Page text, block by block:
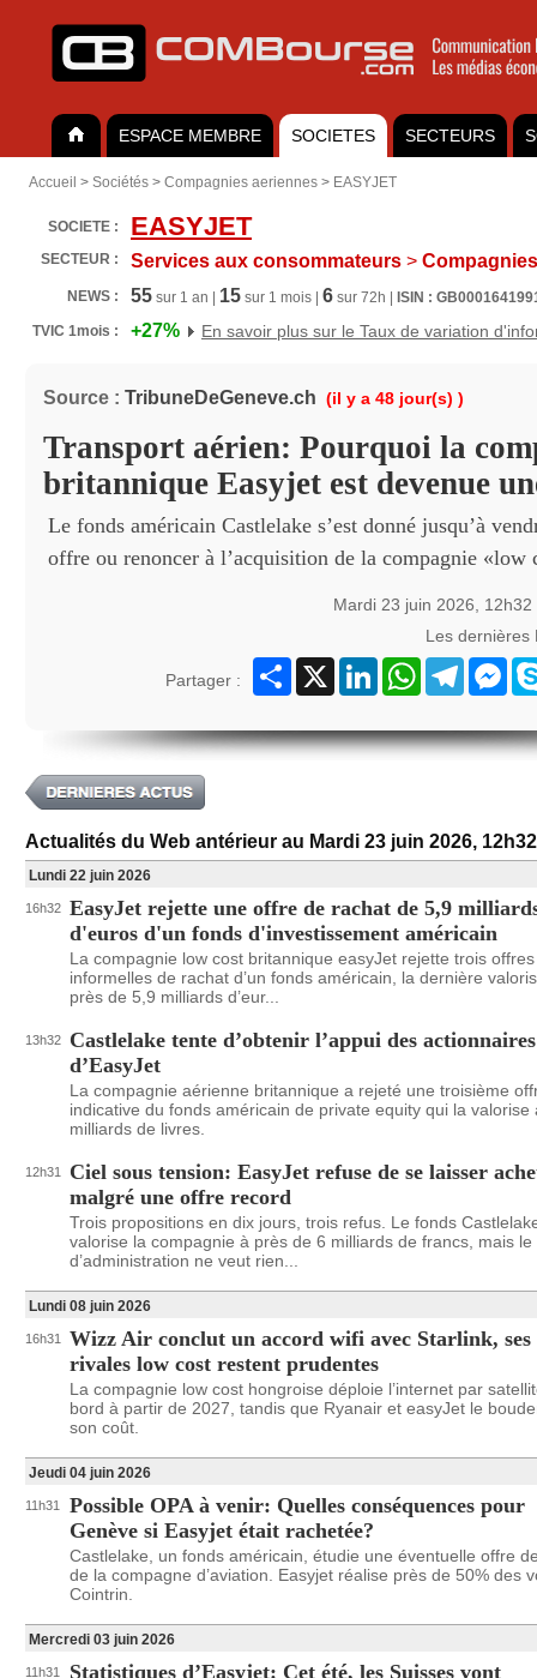
ESPACE MEMBRE SOCIETES SECTEURS
Accueil > Sociétés > Compagnies aeriennes > EASYJET
SOCIETE : EASYJET
SECTEUR : Services aux consommateurs >
NEWS : 55 sur 1 an | 15 sur 1 mois | 6 sur 72h |
ISIN :
TVIC 1mois :
+27% En savoir plus sur le Taux de variation
Source : TribuneDeGeneve.ch (il y a 48 jour(s) )
Transport aérien: Pourquoi la
britannique Easyjet est devenue
Le fonds américain Castlelake s’est donné jusqu’à
offre ou renoncer à l’acquisition de la compagnie «low
Mardi 23 juin 2026,
Les dernières
Partager :
Partager
X LinkedInWhatsAppTelegram
Actualités du Web antérieur au Mardi 23 juin 2026, 12h32
Lundi 22 juin 2026
16h32 EasyJet rejette une offre de rachat de 5,9
d'euros d'un fonds d'investissement américain
La compagnie low cost britannique easyJet rejette trois offres
informelles de rachat d’un fonds américain, la dernière
près de 5,9 milliards d’eur...
13h32
Castlelake tente d’obtenir l’appui des actionnaires
d’EasyJet
La compagnie aérienne britannique a rejeté une troisième
indicative du fonds américain de private equity qui la valorise
milliards de livres.
12h31
Ciel sous tension: EasyJet refuse de se laisser
malgré une offre record
Trois propositions en dix jours, trois refus. Le fonds
valorise la compagnie à près de 6 milliards de francs, mais le
d’administration ne veut rien...
Lundi 08 juin 2026
16h31
Wizz Air conclut un accord wifi avec Starlink, ses
rivales low cost restent prudentes
La compagnie low cost hongroise déploie l’internet par
bord à partir de 2027, tandis que Ryanair et easyJet le
son coût.
Jeudi 04 juin 2026
11h31
Possible OPA à venir: Quelles conséquences pour
Genève si Easyjet était rachetée?
Castlelake, un fonds américain, étudie une éventuelle offre
de la compagne d’aviation. Easyjet réalise près de 50% des
Cointrin.
Mercredi 03 juin 2026
11h31
Statistiques d’Easyjet: Cet été, les Suisses vont